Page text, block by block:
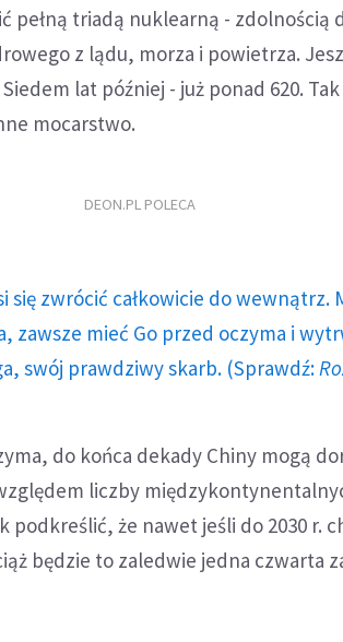
pełną triadą nuklearną - zdolnością
z lądu, morza i powietrza.
Siedem lat później - już ponad 620.
mocarstwo.
DEON.PL POLECA
się zwrócić całkowicie do wewnątrz.
zawsze mieć Go przed oczyma i
swój prawdziwy skarb. (Sprawdź:
do końca dekady Chiny mogą
liczby
podkreślić, że nawet jeśli do 2030 r.
będzie to zaledwie jedna czwarta